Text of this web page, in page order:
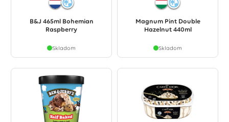
B&J 465ml Bohemian
Raspberry
Skladom
Magnum Pint Double
Hazelnut 440ml
Skladom